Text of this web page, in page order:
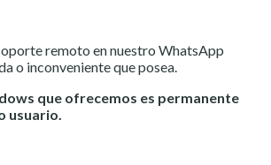
remoto en nuestro WhatsApp
o inconveniente que posea.
que ofrecemos es permanente
usuario.